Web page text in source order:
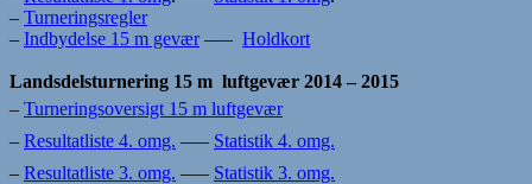
– Turneringsregler
– Indbydelse 15 m gevær—– Holdkort
Landsdelsturnering 15 m luftgevær 2014 – 2015
– Turneringsoversigt 15 m luftgevær
– Resultatliste 4. omg. —– Statistik 4. omg.
– Resultatliste 3. omg. —– Statistik 3. omg.